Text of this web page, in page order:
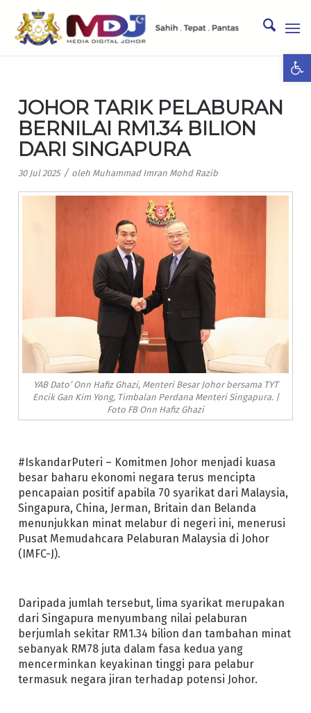
JOHOR TARIK PELABURAN
BERNILAI RM1.34 BILION
DARI SINGAPURA
30 Jul 2025 / oleh Muhammad Imran Mohd Razib
YAB Dato’ Onn Hafiz Ghazi, Menteri Besar Johor bersama TYT
Encik Gan Kim Yong, Timbalan Perdana Menteri Singapura. |
Foto FB Onn Hafiz Ghazi
#IskandarPuteri – Komitmen Johor menjadi kuasa
besar baharu ekonomi negara terus mencipta
pencapaian positif apabila 70 syarikat dari Malaysia,
Singapura, China, Jerman, Britain dan Belanda
menunjukkan minat melabur di negeri ini, menerusi
Pusat Memudahcara Pelaburan Malaysia di Johor
(IMFC-J).
Daripada jumlah tersebut, lima syarikat merupakan
dari Singapura menyumbang nilai pelaburan
berjumlah sekitar RM1.34 bilion dan tambahan minat
sebanyak RM78 juta dalam fasa kedua yang
mencerminkan keyakinan tinggi para pelabur
termasuk negara jiran terhadap potensi Johor.